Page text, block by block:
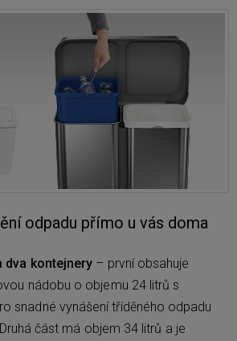
odpadu přímo u vás doma
dva kontejnery – první obsahuje
nádobu o objemu 24 litrů s
snadné vynášení tříděného odpadu
část má objem 34 litrů a je